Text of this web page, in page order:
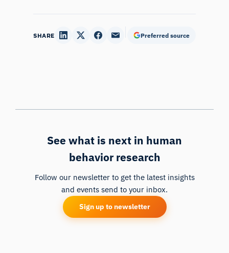
SHARE Preferred source
See what is next in human
behavior research
Follow our newsletter to get the latest insights
and events send to your inbox.
Sign up to newsletter